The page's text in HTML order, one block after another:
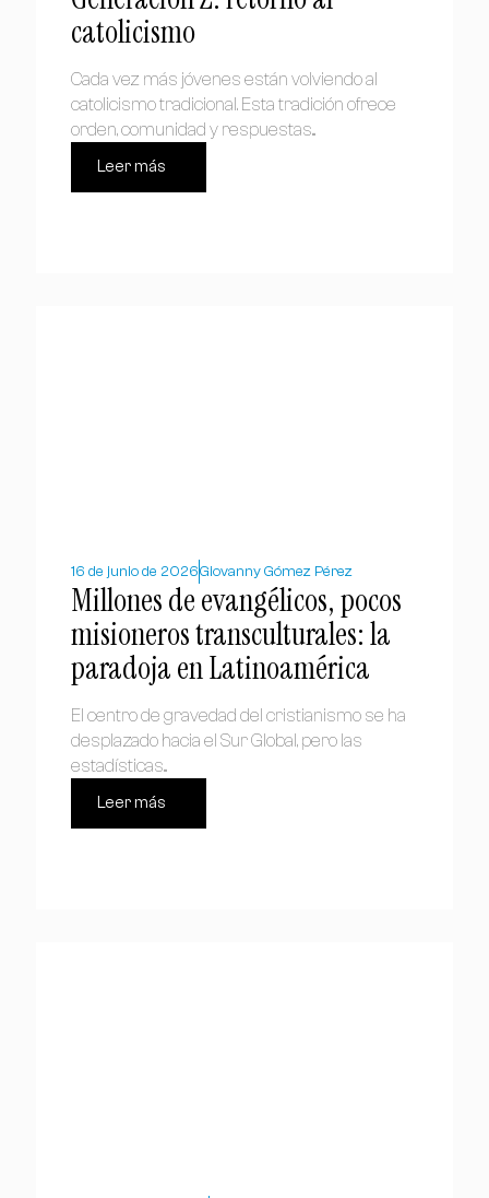
catolicismo
Cada vez más jóvenes están volviendo al
catolicismo tradicional. Esta tradición ofrece
orden, comunidad y respuestas...
Leer más
16 de junio de 2026Giovanny Gómez Pérez
Millones de evangélicos, pocos
misioneros transculturales: la
paradoja en Latinoamérica
El centro de gravedad del cristianismo se ha
desplazado hacia el Sur Global, pero las
estadísticas...
Leer más